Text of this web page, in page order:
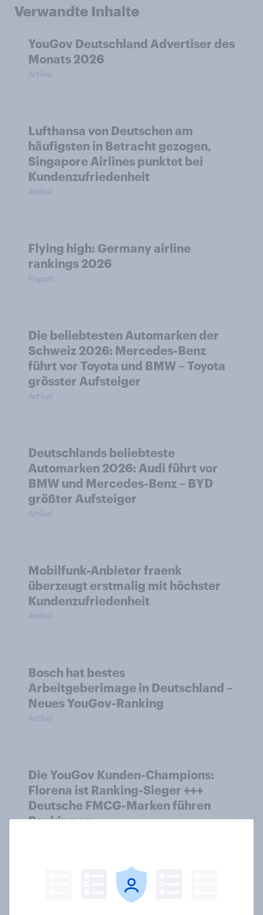
Verwandte Inhalte
YouGov Deutschland Advertiser des
Monats 2026
Artikel
Lufthansa von Deutschen am
häufigsten in Betracht gezogen,
Singapore Airlines punktet bei
Kundenzufriedenheit
Artikel
Flying high: Germany airline
rankings 2026
Report
Die beliebtesten Automarken der
Schweiz 2026: Mercedes-Benz
führt vor Toyota und BMW – Toyota
grösster Aufsteiger
Artikel
Deutschlands beliebteste
Automarken 2026: Audi führt vor
BMW und Mercedes-Benz – BYD
größter Aufsteiger
Artikel
Mobilfunk-Anbieter fraenk
überzeugt erstmalig mit höchster
Kundenzufriedenheit
Artikel
Bosch hat bestes
Arbeitgeberimage in Deutschland –
Neues YouGov-Ranking
Artikel
Die YouGov Kunden-Champions:
Florena ist Ranking-Sieger +++
Deutsche FMCG-Marken führen
Ranking an
Wikipedia und CHECK24 Reisen
sind aktuelle Biggest Buzz Mover